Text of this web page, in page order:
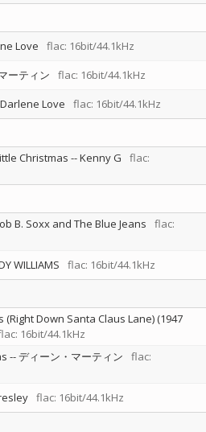
Love flac: 16bit/44.1kHz
ーティン flac: 16bit/44.1kHz
Darlene Love flac: 16bit/44.1kHz
Christmas --Kenny G
flac:
B. Soxx and The Blue Jeans
flac:
WILLIAMS flac: 16bit/44.1kHz
Down Santa Claus Lane) (1947
16bit/44.1kHz
--ディーン・マーティン
flac:
flac: 16bit/44.1kHz